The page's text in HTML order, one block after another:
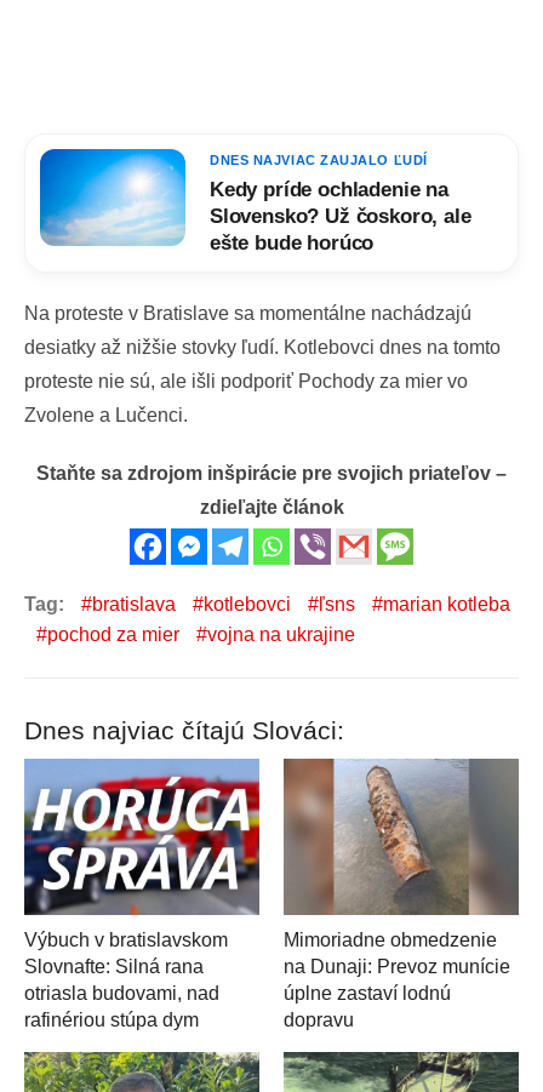
DNES NAJVIAC ZAUJALO ĽUDÍ
Kedy príde ochladenie na
Slovensko? Už čoskoro, ale
ešte bude horúco
Na proteste v Bratislave sa momentálne nachádzajú
desiatky až nižšie stovky ľudí. Kotlebovci dnes na tomto
proteste nie sú, ale išli podporiť Pochody za mier vo
Zvolene a Lučenci.
Staňte sa zdrojom inšpirácie pre svojich priateľov –
zdieľajte článok
Tag: bratislava kotlebovci ľsns
marian kotleba
pochod za mier
vojna na ukrajine
Dnes najviac čítajú Slováci:
Výbuch v bratislavskom
Slovnafte: Silná rana
otriasla budovami, nad
rafinériou stúpa dym
Mimoriadne obmedzenie
na Dunaji: Prevoz munície
úplne zastaví lodnú
dopravu